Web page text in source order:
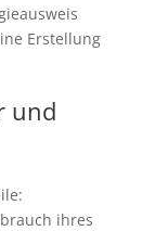
Erstellung
und
ihres